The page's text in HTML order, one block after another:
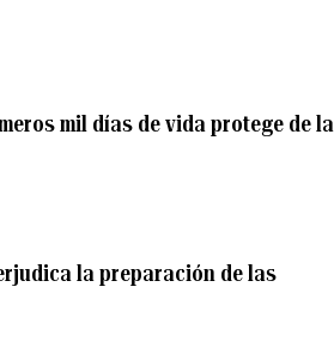
mil días de vida protege de la
la preparación de las